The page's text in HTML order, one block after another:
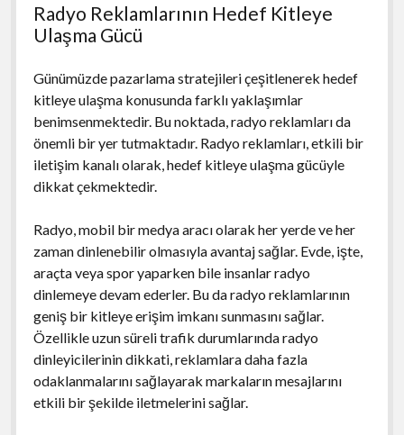
Radyo Reklamlarının Hedef Kitleye
Ulaşma Gücü
Günümüzde pazarlama stratejileri çeşitlenerek hedef
kitleye ulaşma konusunda farklı yaklaşımlar
benimsenmektedir. Bu noktada, radyo reklamları da
önemli bir yer tutmaktadır. Radyo reklamları, etkili bir
iletişim kanalı olarak, hedef kitleye ulaşma gücüyle
dikkat çekmektedir.
Radyo, mobil bir medya aracı olarak her yerde ve her
zaman dinlenebilir olmasıyla avantaj sağlar. Evde, işte,
araçta veya spor yaparken bile insanlar radyo
dinlemeye devam ederler. Bu da radyo reklamlarının
geniş bir kitleye erişim imkanı sunmasını sağlar.
Özellikle uzun süreli trafik durumlarında radyo
dinleyicilerinin dikkati, reklamlara daha fazla
odaklanmalarını sağlayarak markaların mesajlarını
etkili bir şekilde iletmelerini sağlar.